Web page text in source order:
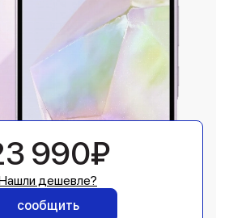
990₽
дешевле?
сообщить